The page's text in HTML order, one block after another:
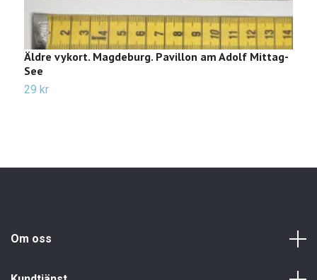
Äldre vykort. Magdeburg. Pavillon am Adolf Mittag-
See
29 kr
Om oss